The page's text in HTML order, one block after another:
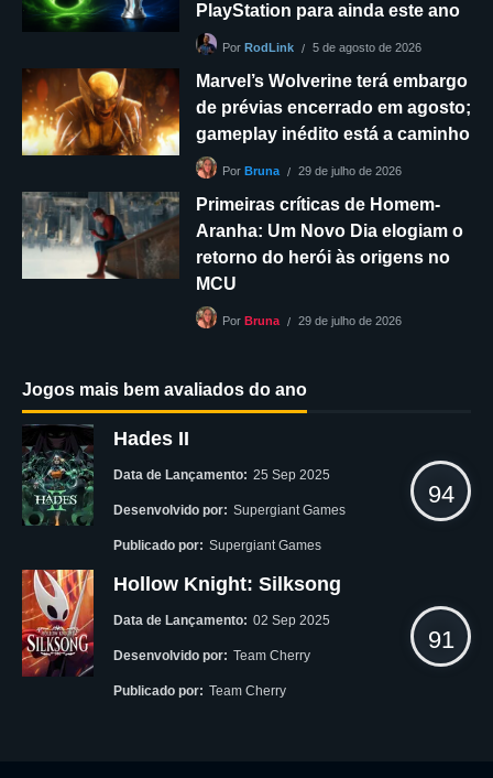
PlayStation para ainda este ano
Por RodLink 5 de agosto de 2026
Marvel’s Wolverine terá embargo
de prévias encerrado em agosto;
gameplay inédito está a caminho
Por Bruna 29 de julho de 2026
Primeiras críticas de Homem-
Aranha: Um Novo Dia elogiam o
retorno do herói às origens no
MCU
Por Bruna 29 de julho de 2026
Jogos mais bem avaliados do ano
Hades II
Data de Lançamento: 25 Sep 2025
Desenvolvido por: Supergiant Games
Publicado por: Supergiant Games
94
Hollow Knight: Silksong
Data de Lançamento: 02 Sep 2025
Desenvolvido por: Team Cherry
Publicado por: Team Cherry
91